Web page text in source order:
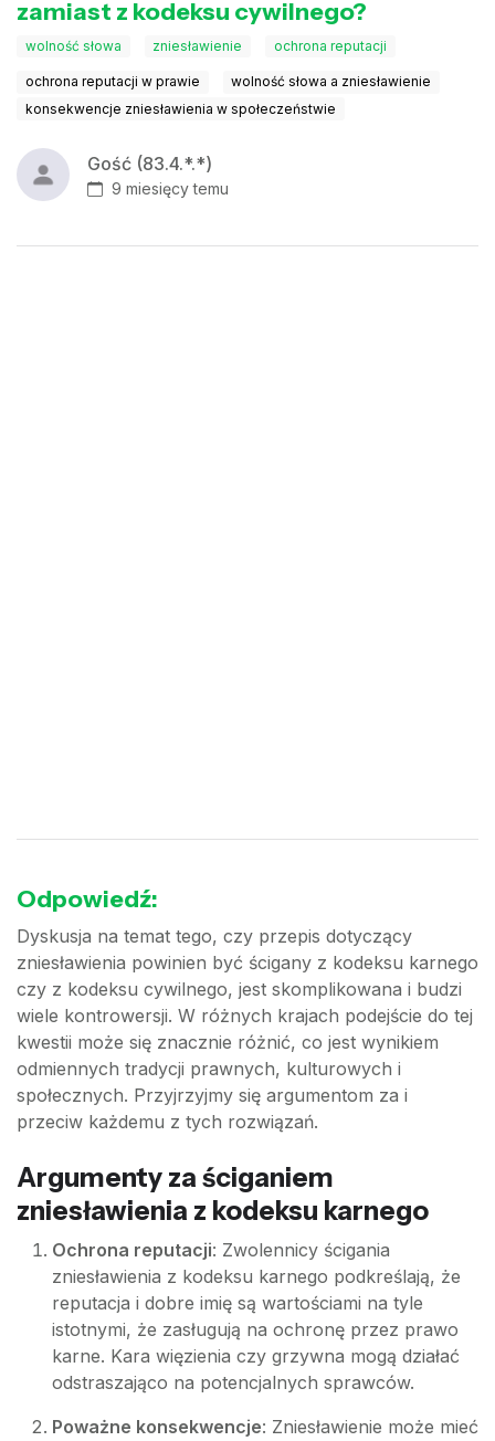
zamiast z kodeksu cywilnego?
wolność słowa zniesławienie ochrona reputacji
ochrona reputacji w prawie
wolność słowa a zniesławienie
konsekwencje zniesławienia w społeczeństwie
Gość (83.4.*.*)
9 miesięcy temu
Odpowiedź:
Dyskusja na temat tego, czy przepis dotyczący
zniesławienia powinien być ścigany z kodeksu karnego
czy z kodeksu cywilnego, jest skomplikowana i budzi
wiele kontrowersji. W różnych krajach podejście do tej
kwestii może się znacznie różnić, co jest wynikiem
odmiennych tradycji prawnych, kulturowych i
społecznych. Przyjrzyjmy się argumentom za i
przeciw każdemu z tych rozwiązań.
Argumenty za ściganiem
zniesławienia z kodeksu karnego
Ochrona reputacji: Zwolennicy ścigania
zniesławienia z kodeksu karnego podkreślają, że
reputacja i dobre imię są wartościami na tyle
istotnymi, że zasługują na ochronę przez prawo
karne. Kara więzienia czy grzywna mogą działać
odstraszająco na potencjalnych sprawców.
Poważne konsekwencje: Zniesławienie może mieć